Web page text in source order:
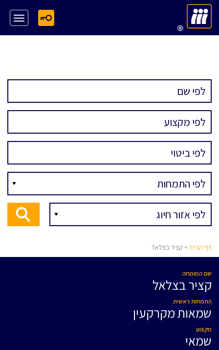
דף הבית > קציר בצלאל
שם המומחה
קציר בצלאל
התמחות ראשית
שמאות מקרקעין
מקצוע
שמאי